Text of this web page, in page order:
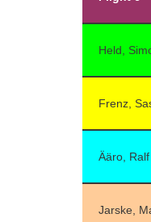
Held,
Frenz,
Ääro, Ralf
Jarske,